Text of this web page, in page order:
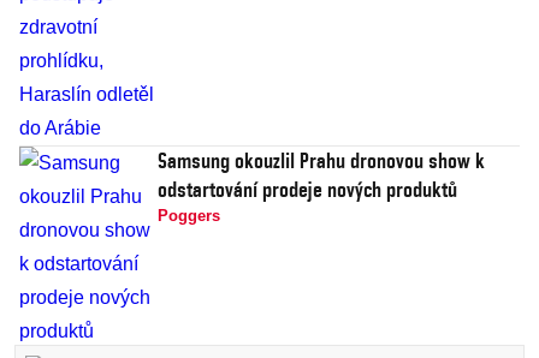
Samsung okouzlil Prahu dronovou show k
odstartování prodeje nových produktů
Poggers